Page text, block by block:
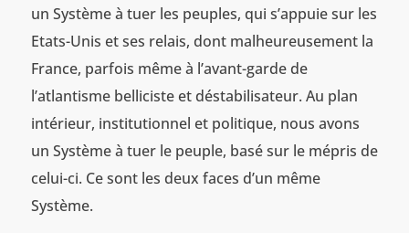
un Système à tuer les peuples, qui s’appuie sur les
Etats-Unis et ses relais, dont malheureusement la
France, parfois même à l’avant-garde de
l’atlantisme belliciste et déstabilisateur. Au plan
intérieur, institutionnel et politique, nous avons
un Système à tuer le peuple, basé sur le mépris de
celui-ci. Ce sont les deux faces d’un même
Système.